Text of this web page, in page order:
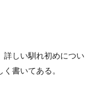
詳しい馴れ初めについ
書いてある。